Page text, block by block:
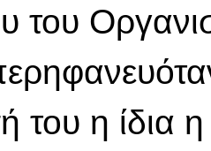
του
του η ίδια